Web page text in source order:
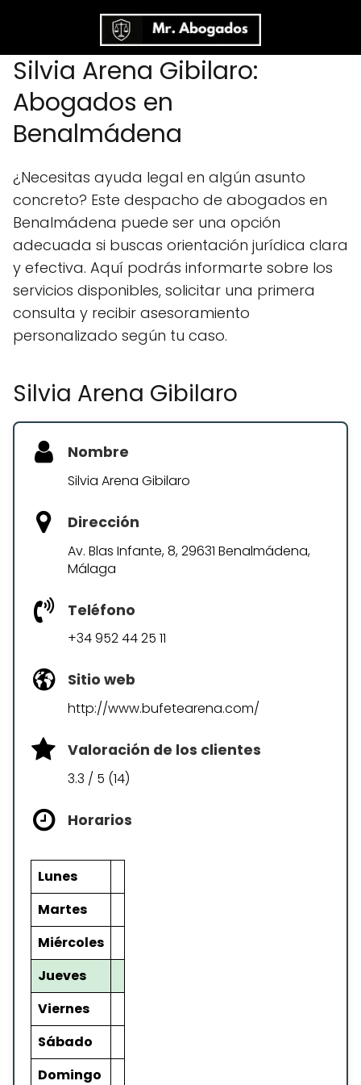
Silvia Arena Gibilaro:
Abogados en
Benalmádena
¿Necesitas ayuda legal en algún asunto
concreto? Este despacho de abogados en
Benalmádena puede ser una opción
adecuada si buscas orientación jurídica clara
y efectiva. Aquí podrás informarte sobre los
servicios disponibles, solicitar una primera
consulta y recibir asesoramiento
personalizado según tu caso.
Silvia Arena Gibilaro
Nombre
Silvia Arena Gibilaro
Dirección
Av. Blas Infante, 8, 29631 Benalmádena,
Málaga
Teléfono
+34 952 44 25 11
Sitio web
http://www.bufetearena.com/
Valoración de los clientes
3.3 / 5 (14)
Horarios
Lunes
Martes
Miércoles
Jueves
Viernes
Sábado
Domingo